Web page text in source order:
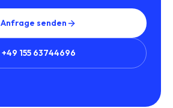
Anfrage senden
+49 155 63744696